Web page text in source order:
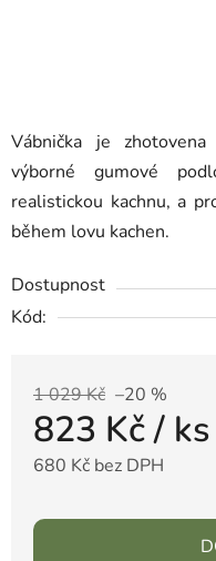
Vábnička je
výborné gumové
realistickou kachnu, a
během lovu kachen.
Dostupnost
Kód:
1 029 Kč –20 %
823 Kč/ ks
680 Kč bez DPH